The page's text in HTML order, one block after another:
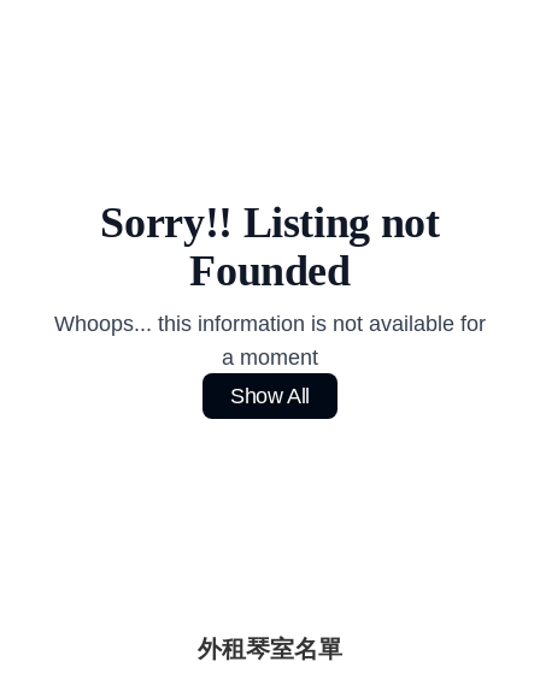
Sorry!! Listing not
Founded
Whoops... this information is not available for
a moment
Show All
外租琴室名單